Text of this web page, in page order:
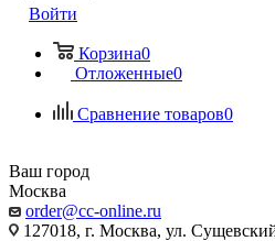
Войти
Корзина0
Отложенные0
Сравнение товаров0
Ваш город
Москва
order@cc-online.ru
127018, г. Москва, ул.